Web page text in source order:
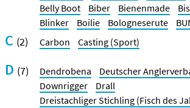
Belly Boot
Biber Bienenmade
Blinker
Boilie Bologneserute
C (2) Carbon Casting (Sport)
D (7) Dendrobena
Deutscher
Downrigger
Drall
Dreistachliger Stichling (Fisch des